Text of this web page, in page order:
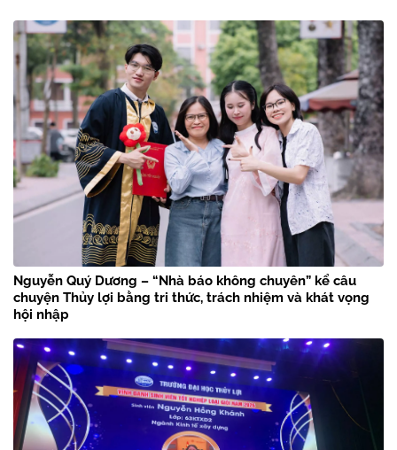
Nguyễn Quý Dương – “Nhà báo không chuyên” kể câu
chuyện Thủy lợi bằng tri thức, trách nhiệm và khát vọng
hội nhập